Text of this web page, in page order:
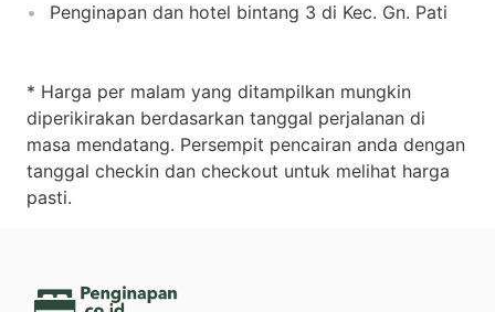
Penginapan dan hotel bintang 3 di Kec. Gn. Pati
* Harga per malam yang ditampilkan mungkin
diperikirakan berdasarkan tanggal perjalanan di
masa mendatang. Persempit pencairan anda dengan
tanggal checkin dan checkout untuk melihat harga
pasti.